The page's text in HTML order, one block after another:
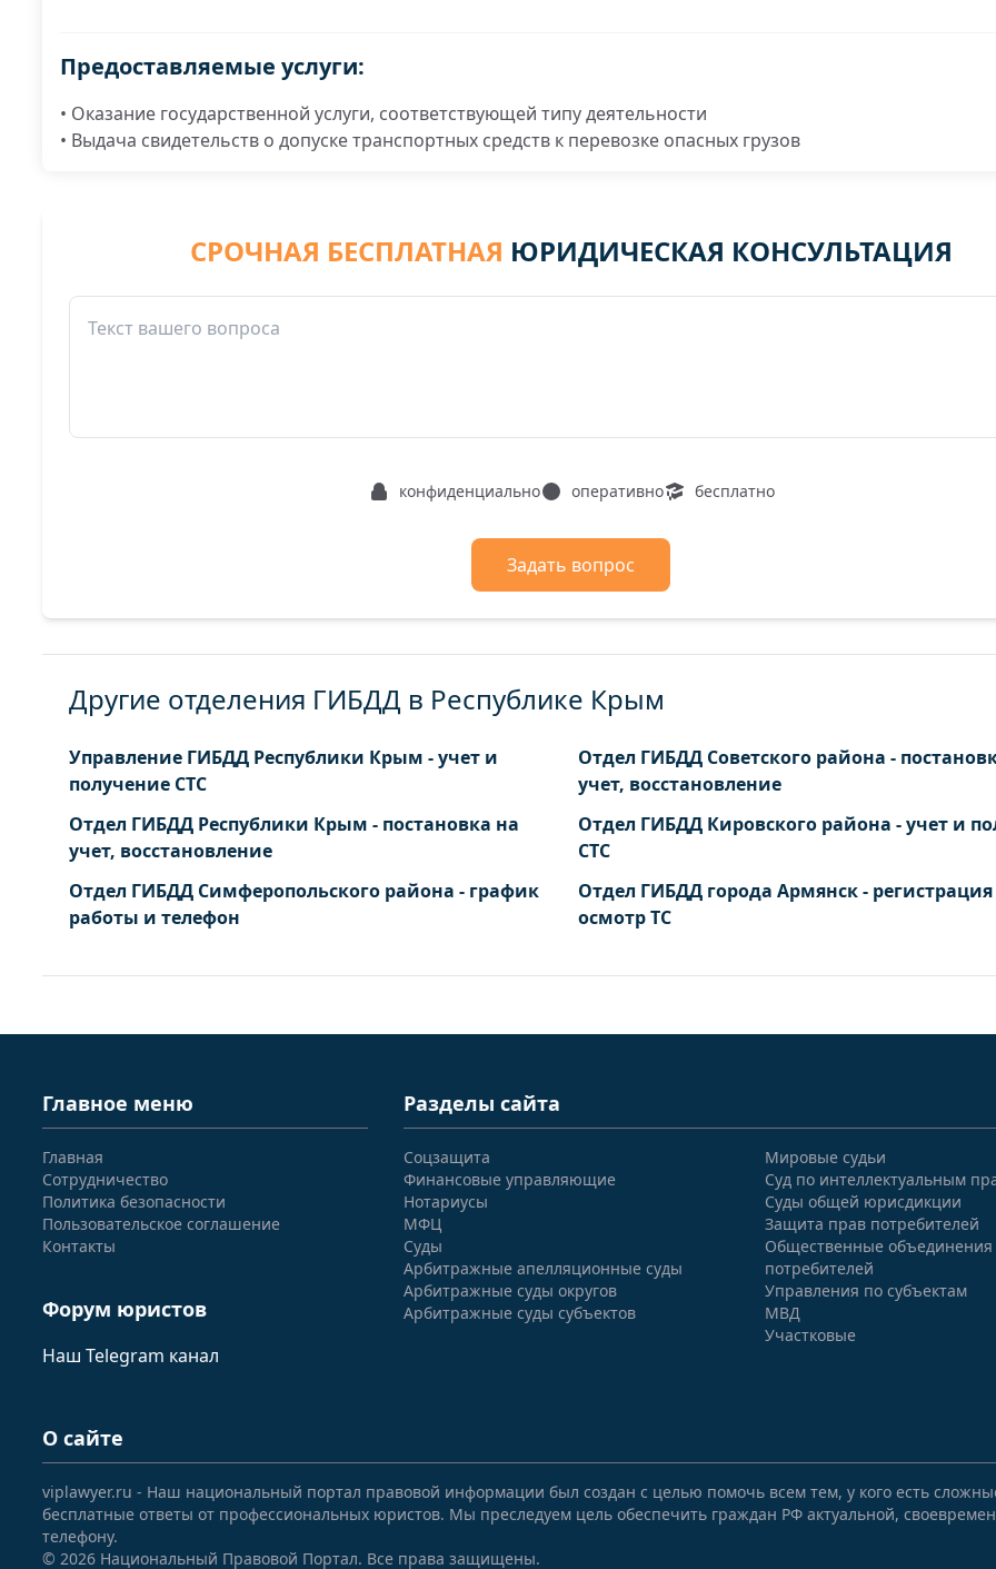
Предоставляемые услуги:
• Оказание государственной услуги, соответствующей типу деятельности
• Выдача свидетельств о допуске транспортных средств к перевозке опасных грузов
СРОЧНАЯ БЕСПЛАТНАЯ ЮРИДИЧЕСКАЯ КОНСУЛЬТАЦИЯ
конфиденциально оперативно бесплатно
Задать вопрос
Другие отделения ГИБДД в Республике Крым
Управление ГИБДД Республики Крым - учет и
получение СТС
Отдел ГИБДД Советского района -
учет, восстановление
Отдел ГИБДД Республики Крым - постановка на
учет, восстановление
Отдел ГИБДД Кировского района - учет и
СТС
Отдел ГИБДД Симферопольского района - график
работы и телефон
Отдел ГИБДД города Армянск -
осмотр ТС
Главное меню
Главная
Сотрудничество
Политика безопасности
Пользовательское соглашение
Контакты
Форум юристов
Наш Telegram канал
Разделы сайта
Соцзащита
Финансовые управляющие
Нотариусы
МФЦ
Суды
Арбитражные апелляционные суды
Арбитражные суды округов
Арбитражные суды субъектов
Мировые судьи
Суд по интеллектуальным
Суды общей юрисдикции
Защита прав потребителей
Общественные объединения
потребителей
Управления по субъектам
МВД
Участковые
О сайте
viplawyer.ru - Наш национальный портал правовой информации был создан с целью помочь всем тем, у кого есть
бесплатные ответы от профессиональных юристов. Мы преследуем цель обеспечить граждан РФ актуальной,
телефону.
© 2026 Национальный Правовой Портал. Все права защищены.